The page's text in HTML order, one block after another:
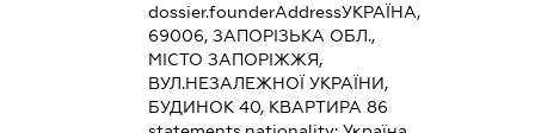
dossier.founderAddressУКРАЇНА,
69006, ЗАПОРІЗЬКА ОБЛ.,
МІСТО ЗАПОРІЖЖЯ,
ВУЛ.НЕЗАЛЕЖНОЇ УКРАЇНИ,
БУДИНОК 40, КВАРТИРА 86